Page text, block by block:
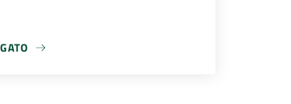
DI PRESIDENZA
REGOLAMENTO CONTRIBUTI AGLI ORDINI